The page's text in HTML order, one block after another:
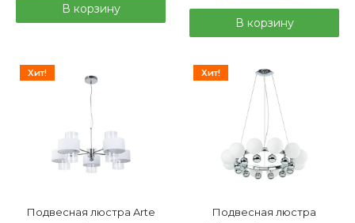
В корзину
В корзину
Хит!
Подвесная люстра Arte
Хит!
Подвесная люстра